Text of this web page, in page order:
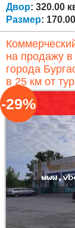
Двор: 320.00
Размер:
на продажу в
города
в 25 км от
-29%